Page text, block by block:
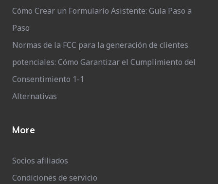
Cómo Crear un Formulario Asistente: Guía Paso a
Paso
Normas de la FCC para la generación de clientes
potenciales: Cómo Garantizar el Cumplimiento del
Consentimiento 1-1
Alternativas
More
Socios afiliados
Condiciones de servicio